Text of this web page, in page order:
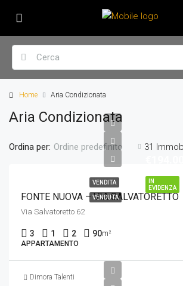
Home Aria Condizionata
Aria Condizionata
31
Ordina per: Ordine predefinito
IN
EVIDENZA
VENDITA
VENDUTA
FONTE NUOVA – VIA SALVATORETTO
Via Salvatoretto 62
3 1 2 90m²
APPARTAMENTO
Dimora Talenti